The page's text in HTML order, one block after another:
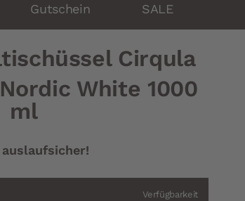
Gutschein SALE
Cirqula
White 1000
ml
auslaufsicher!
Verfügbarkeit